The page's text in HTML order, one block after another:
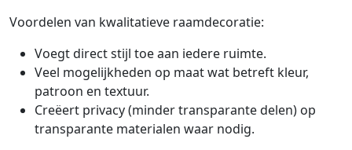
Voordelen van kwalitatieve raamdecoratie:
Voegt direct stijl toe aan iedere ruimte.
Veel mogelijkheden op maat wat betreft kleur,
patroon en textuur.
Creëert privacy (minder transparante delen) op
transparante materialen waar nodig.